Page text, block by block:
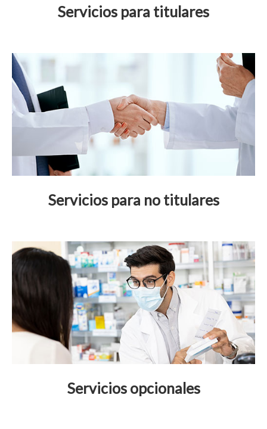
Servicios para titulares
Servicios para no titulares
Servicios opcionales